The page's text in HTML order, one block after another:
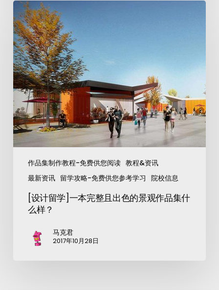
作品集制作教程-免费供您阅读 教程&资讯
最新资讯 留学攻略-免费供您参考学习 院校信息
[设计留学]一本完整且出色的景观作品集什
么样？
马克君
2017年10月28日